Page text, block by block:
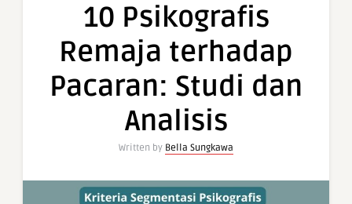
10 Psikografis
Remaja terhadap
Pacaran: Studi dan
Analisis
Written by Bella Sungkawa